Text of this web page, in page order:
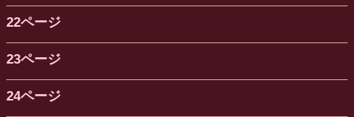
22ページ
23ページ
24ページ